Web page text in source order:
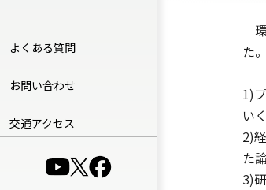
よくある質問
お問い合わせ
交通アクセス
（別ウインドウで開きます）
（別ウインドウで開きます）
（別ウインドウで開きます
た。
1)
い
2)
た
3)